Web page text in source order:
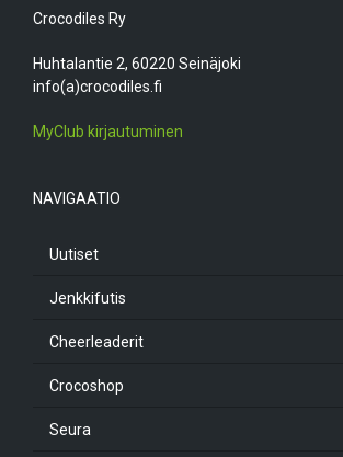
Crocodiles Ry
Huhtalantie 2, 60220 Seinäjoki
info(a)crocodiles.fi
MyClub kirjautuminen
NAVIGAATIO
Uutiset
Jenkkifutis
Cheerleaderit
Crocoshop
Seura